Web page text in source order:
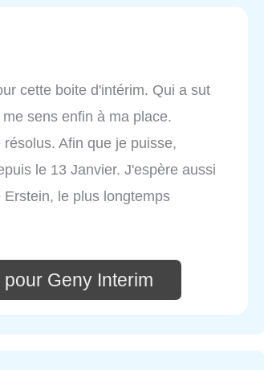
cette boite d'intérim. Qui a sut
sens enfin à ma place.
Afin que je puisse,
le 13 Janvier. J'espère aussi
le plus longtemps
Geny Interim